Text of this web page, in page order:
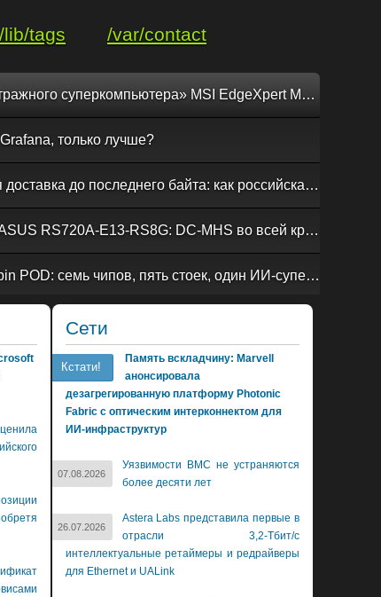
/lib/tags /var/contact
Обзор «малолитражного суперкомпьютера» MSI EdgeXpert MS-C931
только лучше?
Своевременная доставка до последнего байта: как российская сеть Curator CDN совмещает скорость, безопасность и гибкость управления
Обзор сервера ASUS RS720A-E13-RS8G: DC-MHS во всей красе
NVIDIA Vera Rubin POD: семь чипов, пять стоек, один ИИ-суперкомпьютер
Сети
Кстати!
Память вскладчину: Marvell
анонсировала
дезагрегированную платформу Photonic
Fabric с оптическим интерконнектом для
ИИ-инфраструктур
07.08.2026
Уязвимости BMC не устраняются
более десяти лет
26.07.2026
Astera Labs представила первые в
отрасли 3,2-Тбит/с
интеллектуальные ретаймеры и редрайверы
для Ethernet и UALink